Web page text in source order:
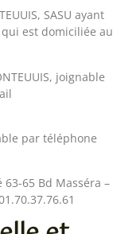
SASU ayant
qui est domiciliée au
joignable
par téléphone
65 Bd Masséra –